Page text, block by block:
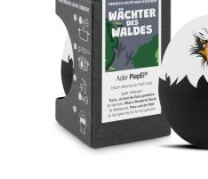
MERKLISTE
HINZUFÜGEN